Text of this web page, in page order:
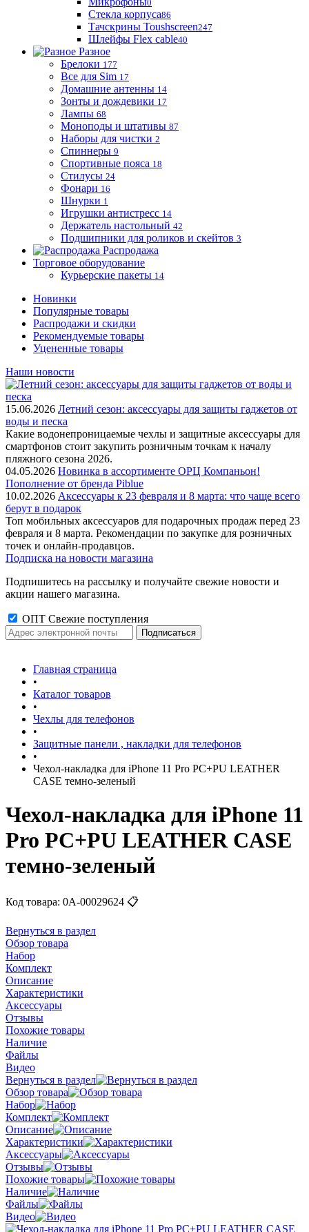
0
Стекла корпуса86
Тачскрины Toushscreen247
Шлейфы Flex cable40
Разное
Брелоки 177
Все для Sim 17
Домашние антенны 14
Зонты и дождевики 17
Лампы 68
Моноподы и штативы 87
Наборы для чистки 2
Спиннеры 9
Спортивные пояса 18
Стилусы 24
Фонари 16
Шнурки 1
Игрушки антистресс 14
Держатель настольный 42
Подшипники для роликов и скейтов 3
Распродажа
Торговое оборудование
Курьерские пакеты 14
Новинки
Популярные товары
Распродажи и скидки
Рекомендуемые товары
Уцененные товары
Наши новости
15.06.2026 Летний сезон: аксессуары для защиты гаджетов от
воды и песка
Какие водонепроницаемые чехлы и защитные аксессуары для
смартфонов стоит закупить розничным точкам к началу
пляжного сезона 2026.
04.05.2026 Новинка в ассортименте OРЦ Компаньон!
Пополнение от бренда Piblue
10.02.2026 Аксессуары к 23 февраля и 8 марта: что чаще всего
берут в подарок
Топ мобильных аксессуаров для подарочных продаж перед 23
февраля и 8 марта. Рекомендации по закупке для розничных
точек и онлайн-продавцов.
Подписка на новости магазина
Подпишитесь на рассылку и получайте свежие новости и
акции нашего магазина.
ОПТ Свежие поступления
Главная страница
•
Каталог товаров
•
Чехлы для телефонов
•
Защитные панели , накладки для телефонов
•
Чехол-накладка для iPhone 11 Pro PC+PU LEATHER
CASE темно-зеленый
Чехол-накладка для iPhone 11
Pro PC+PU LEATHER CASE
темно-зеленый
Код товара: 0А-00029624 📋
Вернуться в раздел
Обзор товара
Набор
Комплект
Описание
Характеристики
Аксессуары
Отзывы
Похожие товары
Наличие
Файлы
Видео
Вернуться в раздел
Обзор товара
Набор
Комплект
Описание
Характеристики
Аксессуары
Отзывы
Похожие товары
Наличие
Файлы
Видео